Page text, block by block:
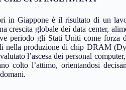
in Giappone è il risultato di un
crescita globale dei data center,
periodo gli Stati Uniti come forza
nella produzione di chip DRAM
l’ascesa dei personal
colto l’attimo, orientandosi